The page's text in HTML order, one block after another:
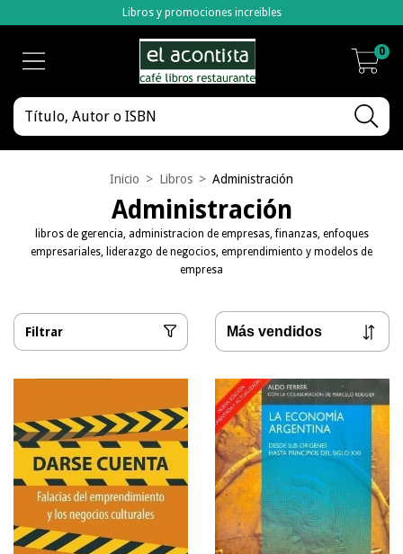
Libros y promociones increibles
0
Inicio > Libros > Administración
Administración
libros de gerencia, administracion de empresas, finanzas, enfoques
empresariales, liderazgo de negocios, emprendimiento y modelos de
empresa
Filtrar